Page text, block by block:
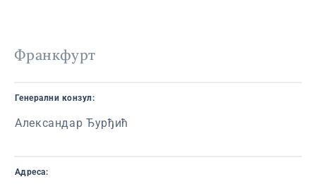
Франкфурт
Генерални конзул:
Александар Ђурђић
Адреса: